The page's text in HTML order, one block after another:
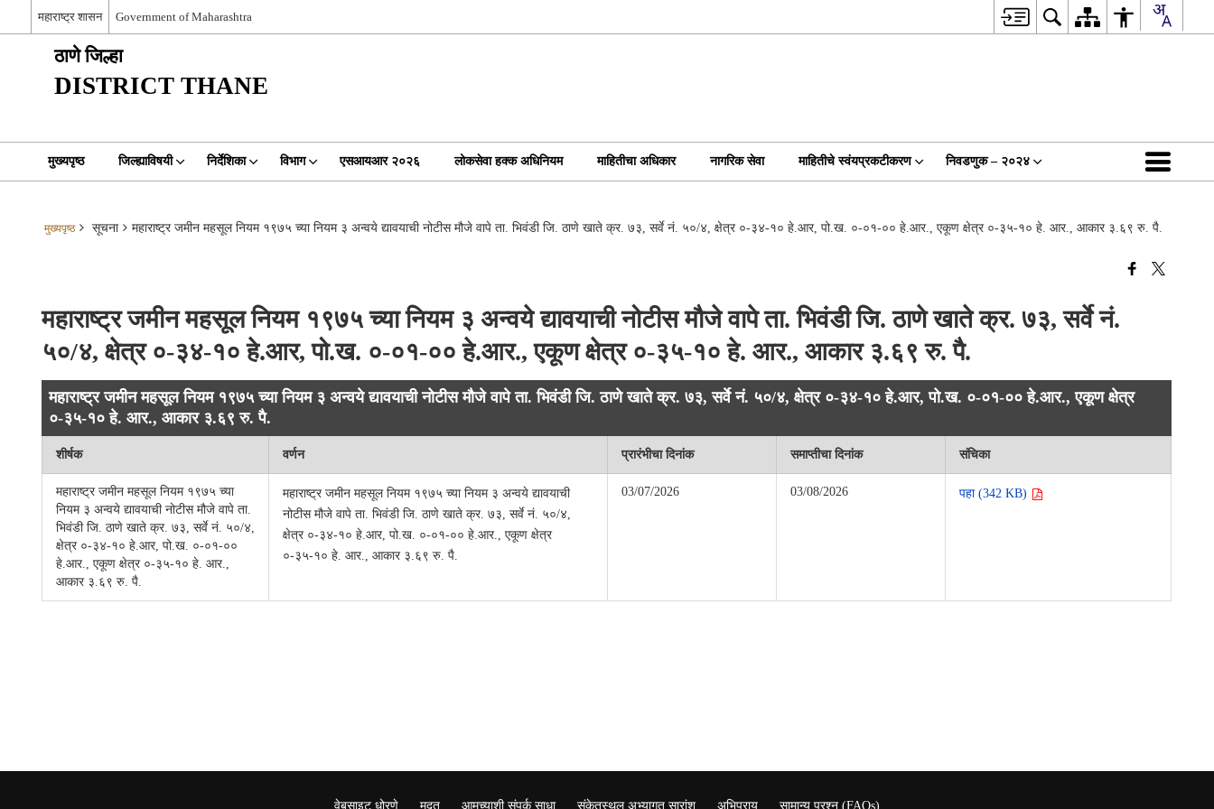
महाराष्ट्र शासन Government of Maharashtra
ठाणे जिल्हा
DISTRICT THANE
मुख्यपृष्ठ जिल्ह्याविषयी निर्देशिका विभाग एसआयआर २०२६ लोकसेवा हक्क अधिनियम माहितीचा अधिकार नागरिक सेवा माहितीचे स्वंयप्रकटीकरण निवडणुक – २०२४
मुख्यपृष्ठ सूचना महाराष्ट्र जमीन महसूल नियम १९७५ च्या नियम ३ अन्वये द्यावयाची नोटीस मौजे वापे ता. भिवंडी जि. ठाणे खाते क्र. ७३, सर्वे नं. ५०/४, क्षेत्र ०-३४-१० हे.आर, पो.ख. ०-०१-०० हे.आर., एकूण क्षेत्र ०-३५-१० हे. आर., आकार ३.६९ रु. पै.
महाराष्ट्र जमीन महसूल नियम १९७५ च्या नियम ३ अन्वये द्यावयाची नोटीस मौजे वापे ता. भिवंडी जि. ठाणे खाते क्र. ७३, सर्वे नं.
५०/४, क्षेत्र ०-३४-१० हे.आर, पो.ख. ०-०१-०० हे.आर., एकूण क्षेत्र ०-३५-१० हे. आर., आकार ३.६९ रु. पै.
महाराष्ट्र जमीन महसूल नियम १९७५ च्या नियम ३ अन्वये द्यावयाची नोटीस मौजे वापे ता. भिवंडी जि. ठाणे खाते क्र. ७३, सर्वे नं. ५०/४, क्षेत्र ०-३४-१० हे.आर, पो.ख. ०-०१-०० हे.आर., एकूण क्षेत्र
०-३५-१० हे. आर., आकार ३.६९ रु. पै.
शीर्षक वर्णन प्रारंभीचा दिनांक समाप्तीचा दिनांक संचिका
महाराष्ट्र जमीन महसूल नियम १९७५ च्या
नियम ३ अन्वये द्यावयाची नोटीस मौजे वापे ता.
भिवंडी जि. ठाणे खाते क्र. ७३, सर्वे नं. ५०/४,
क्षेत्र ०-३४-१० हे.आर, पो.ख. ०-०१-००
हे.आर., एकूण क्षेत्र ०-३५-१० हे. आर.,
आकार ३.६९ रु. पै.
महाराष्ट्र जमीन महसूल नियम १९७५ च्या नियम ३ अन्वये द्यावयाची
नोटीस मौजे वापे ता. भिवंडी जि. ठाणे खाते क्र. ७३, सर्वे नं. ५०/४,
क्षेत्र ०-३४-१० हे.आर, पो.ख. ०-०१-०० हे.आर., एकूण क्षेत्र
०-३५-१० हे. आर., आकार ३.६९ रु. पै.
03/07/2026 03/08/2026 पहा (342 KB)
वेबसाइट धोरणे मदत आमच्याशी संपर्क साधा संकेतस्थल अभ्यागत सारांश अभिप्राय सामान्य प्रश्न (FAQs)